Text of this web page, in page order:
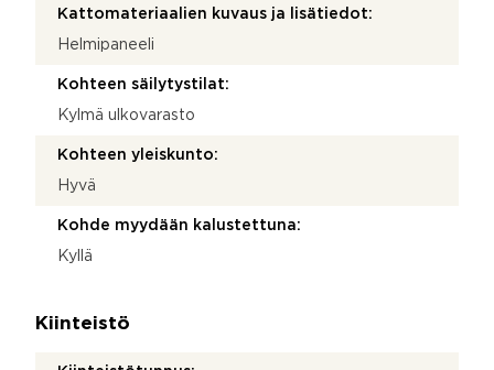
Kattomateriaalien kuvaus ja lisätiedot:
Helmipaneeli
Kohteen säilytystilat:
Kylmä ulkovarasto
Kohteen yleiskunto:
Hyvä
Kohde myydään kalustettuna:
Kyllä
Kiinteistö